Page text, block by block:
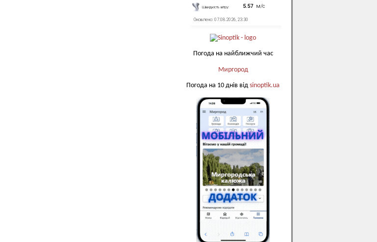
Погода на найближчий час
Миргород
Погода на 10 днів від sinoptik.ua